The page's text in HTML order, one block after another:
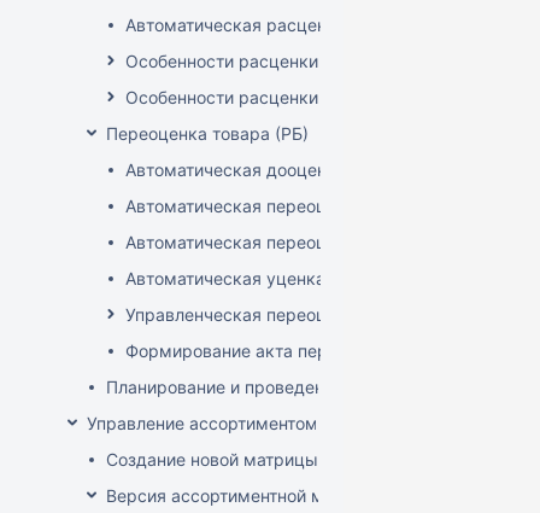
Автоматическая расценка при проведении
Особенности расценки в РБ
Особенности расценки РФ
Переоценка товара (РБ)
Автоматическая дооценка товаров
Автоматическая переоценка акционного товара
Автоматическая переоценка по прайсам и
Автоматическая уценка товаров
Управленческая переоценка
Формирование акта переоценки
Планирование и проведение акций
Управление ассортиментом магазинов
Создание новой матрицы
Версия ассортиментной матрицы